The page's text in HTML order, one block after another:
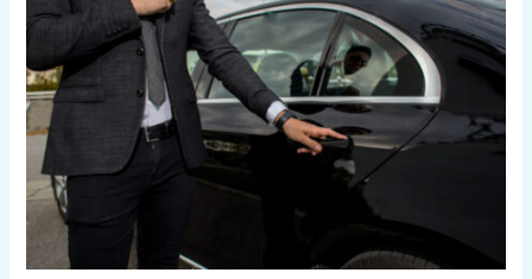
الكويت
24
اتصل